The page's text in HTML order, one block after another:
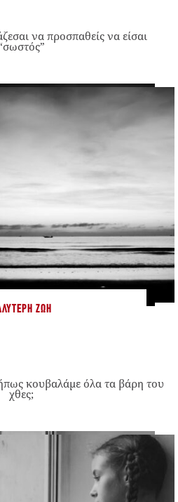
να προσπαθείς να είσαι
ΖΩΉ
κουβαλάμε όλα τα βάρη του
χθες;